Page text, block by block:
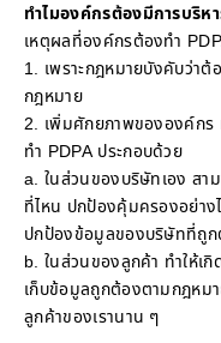
ทำไมองค์กรต้องมีการบริห
เหตุผลที่องค์กรต้องทำ
1. เพราะกฎหมายบังคับว่าต้
กฎหมาย
2. เพิ่มศักยภาพขององค์กร
ทำ PDPA ประกอบด้วย
a. ในส่วนของบริษัทเอง สา
ที่ไหน ปกป้องคุ้มครองอย่างไ
ปกป้องข้อมูลของบริษัทที่ถู
b. ในส่วนของลูกค้า ทำให้เ
เก็บข้อมูลถูกต้องตามกฎหมา
ลูกค้าของเรานาน ๆ